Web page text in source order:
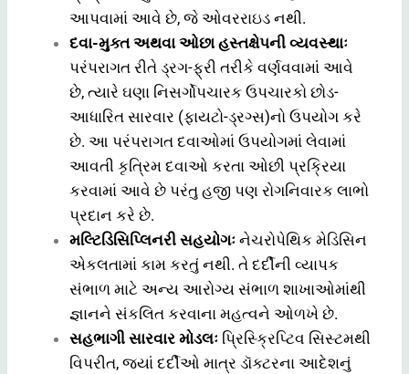
આપવામાં આવે છે, જે ઓવરરાઇડ નથી.
દવા-મુક્ત અથવા ઓછા હસ્તક્ષેપની વ્યવસ્થાઃ
પરંપરાગત રીતે ડ્રગ-ફ્રી તરીકે વર્ણવવામાં આવે
છે, ત્યારે ઘણા નિસર્ગોપચારક ઉપચારકો છોડ-
આધારિત સારવાર (ફાયટો-ડ્રગ્સ)નો ઉપયોગ કરે
છે. આ પરંપરાગત દવાઓમાં ઉપયોગમાં લેવામાં
આવતી કૃત્રિમ દવાઓ કરતા ઓછી પ્રક્રિયા
કરવામાં આવે છે પરંતુ હજી પણ રોગનિવારક લાભો
પ્રદાન કરે છે.
મલ્ટિડિસિપ્લિનરી સહયોગઃ નેચરોપેથિક મેડિસિન
એકલતામાં કામ કરતું નથી. તે દર્દીની વ્યાપક
સંભાળ માટે અન્ય આરોગ્ય સંભાળ શાખાઓમાંથી
જ્ઞાનને સંકલિત કરવાના મહત્વને ઓળખે છે.
સહભાગી સારવાર મોડલઃ પ્રિસ્ક્રિપ્ટિવ સિસ્ટમથી
વિપરીત, જ્યાં દર્દીઓ માત્ર ડૉક્ટરના આદેશનું